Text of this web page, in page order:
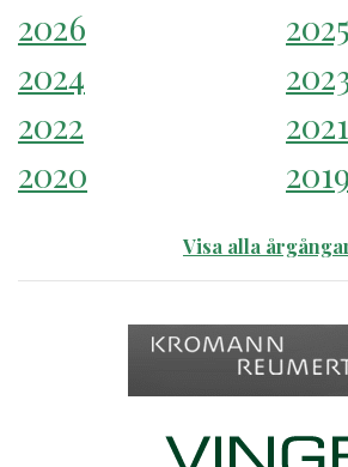
2026
2025
2024
2022
2021
2020
2019
Visa alla